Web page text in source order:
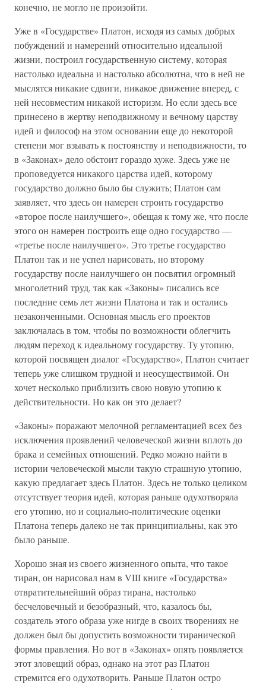
конечно, не могло не произойти.
Уже в «Государстве» Платон, исходя из самых добрых
побуждений и намерений относительно идеальной
жизни, построил государственную систему, которая
настолько идеальна и настолько абсолютна, что в ней не
мыслятся никакие сдвиги, никакое движение вперед, с
ней несовместим никакой историзм. Но если здесь все
принесено в жертву неподвижному и вечному царству
идей и философ на этом основании еще до некоторой
степени мог взывать к постоянству и неподвижности, то
в «Законах» дело обстоит гораздо хуже. Здесь уже не
проповедуется никакого царства идей, которому
государство должно было бы служить; Платон сам
заявляет, что здесь он намерен строить государство
«второе после наилучшего», обещая к тому же, что после
этого он намерен построить еще одно государство —
«третье после наилучшего». Это третье государство
Платон так и не успел нарисовать, но второму
государству после наилучшего он посвятил огромный
многолетний труд, так как «Законы» писались все
последние семь лет жизни Платона и так и остались
незаконченными. Основная мысль его проектов
заключалась в том, чтобы по возможности облегчить
людям переход к идеальному государству. Ту утопию,
которой посвящен диалог «Государство», Платон считает
теперь уже слишком трудной и неосуществимой. Он
хочет несколько приблизить свою новую утопию к
действительности. Но как он это делает?
«Законы» поражают мелочной регламентацией всех без
исключения проявлений человеческой жизни вплоть до
брака и семейных отношений. Редко можно найти в
истории человеческой мысли такую страшную утопию,
какую предлагает здесь Платон. Здесь не только целиком
отсутствует теория идей, которая раньше одухотворяла
его утопию, но и социально-политические оценки
Платона теперь далеко не так принципиальны, как это
было раньше.
Хорошо зная из своего жизненного опыта, что такое
тиран, он нарисовал нам в VIII книге «Государства»
отвратительнейший образ тирана, настолько
бесчеловечный и безобразный, что, казалось бы,
создатель этого образа уже нигде в своих творениях не
должен был бы допустить возможности тиранической
формы правления. Но вот в «Законах» опять появляется
этот зловещий образ, однако на этот раз Платон
стремится его одухотворить. Раньше Платон остро